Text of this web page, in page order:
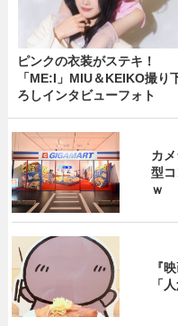
ピンクの衣装がステキ！
「ME:I」MIU＆KEIKO撮り
ろしインタビューフォト
カ
型
ｗ
『
「